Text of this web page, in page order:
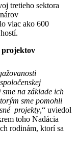
tretieho sektora
viac ako 600
projektov
na základe ich
sme pomohli
projekty,“ uviedol
toho Nadácia
rodinám, ktorí sa